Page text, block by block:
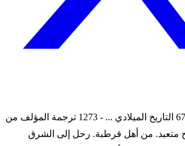
التاريخ الهجري ... - 671 التاريخ الميلادي ... - 1273 ترجمة المؤلف من
متعبد. من أهل قرطبة. رحل إلى الشرق